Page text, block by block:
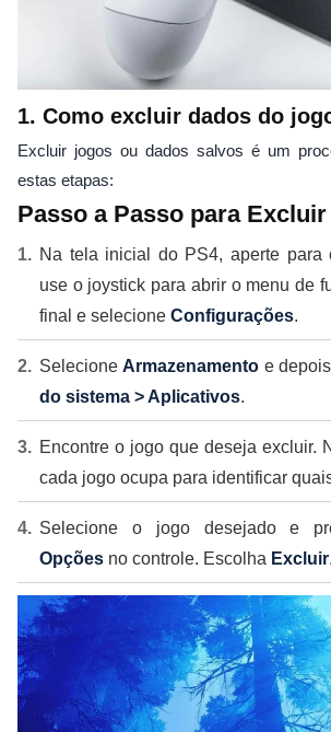
1. Como excluir dados do
Excluir jogos ou dados salvos é um
estas etapas:
Passo a Passo para
Na tela inicial do PS4, aperte para
use o joystick para abrir o menu de
final e selecione Configurações.
SelecioneArmazenamento e depois
do sistema > Aplicativos.
Encontre o jogo que deseja excluir.
cada jogo ocupa para identificar
Selecione o jogo desejado e
Opções no controle. Escolha Excluir.